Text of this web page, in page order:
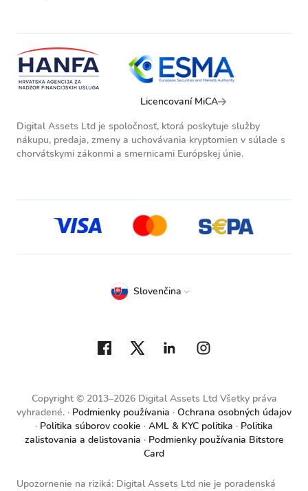
Licencovaní MiCA
Digital Assets Ltd je spoločnosť, ktorá poskytuje služby
nákupu, predaja, zmeny a uchovávania kryptomien v súlade s
chorvátskymi zákonmi a smernicami Európskej únie.
Copyright © 2013–2026 Digital Assets Ltd Všetky práva
vyhradené.
Podmienky používania
Ochrana osobných údajov
Politika súborov cookie
AML & KYC politika
Politika
zalistovania a delistovania
Podmienky používania Bitstore
Card
Slovenčina
Upozornenie na riziká: Digital Assets Ltd nie je poradenská